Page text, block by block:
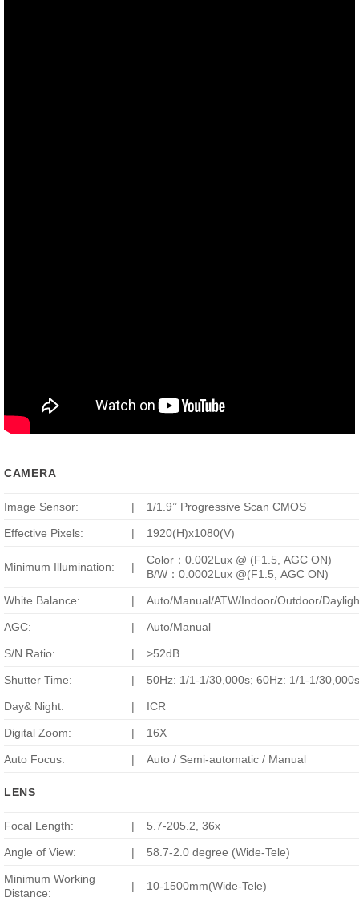
CAMERA
Image Sensor: | 1/1.9’’ Progressive Scan CMOS
Effective Pixels: | 1920(H)x1080(V)
Minimum Illumination: |
Color：0.002Lux @ (F1.5, AGC ON)
B/W：0.0002Lux @(F1.5, AGC ON)
White Balance: | Auto/Manual/ATW/Indoor/Outdoor/
AGC: | Auto/Manual
S/N Ratio: | >52dB
Shutter Time: | 50Hz: 1/1-1/30,000s; 60Hz: 1/1-1/
Day& Night: | ICR
Digital Zoom: | 16X
Auto Focus: | Auto / Semi-automatic / Manual
LENS
Focal Length: | 5.7-205.2, 36x
Angle of View: | 58.7-2.0 degree (Wide-Tele)
Minimum Working
Distance:
| 10-1500mm(Wide-Tele)